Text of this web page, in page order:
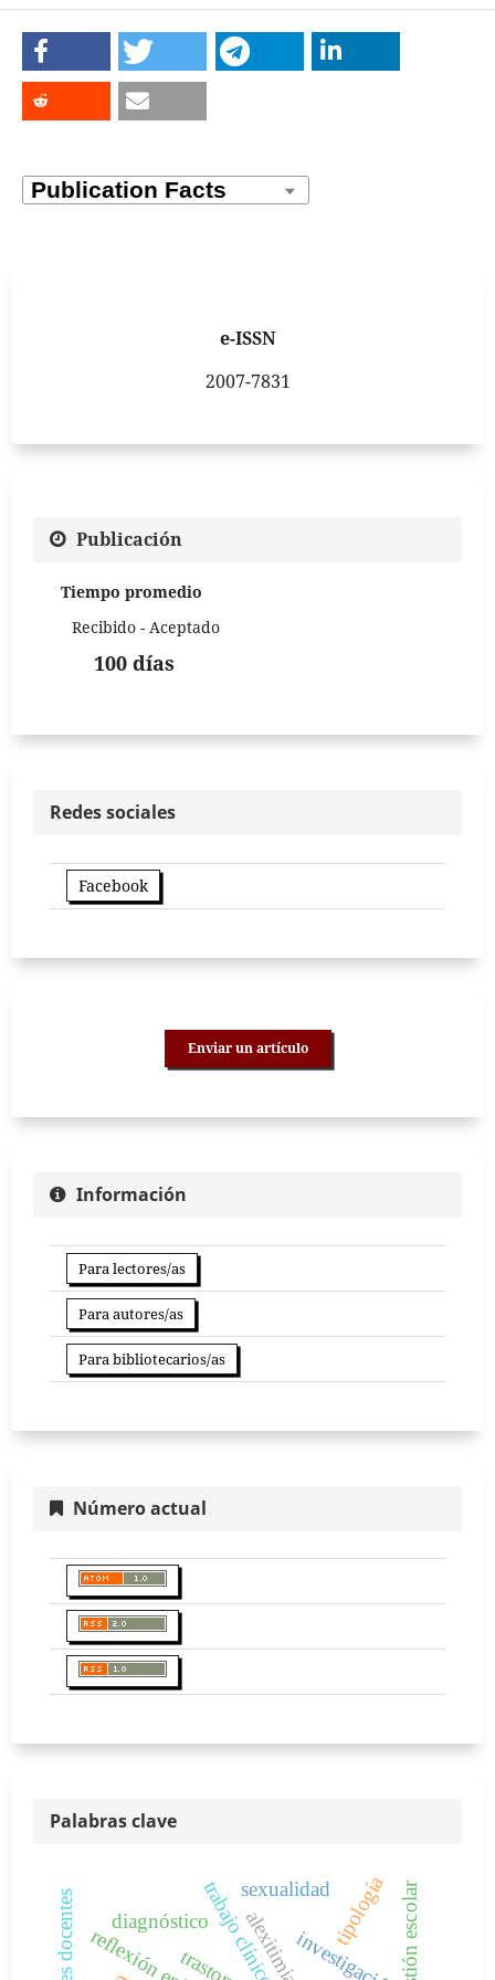
e-ISSN
2007-7831
Publicación
Tiempo promedio
Recibido - Aceptado
100 días
Redes sociales
Facebook
Enviar un artículo
Información
Para lectores/as
Para autores/as
Para bibliotecarios/as
Número actual
Palabras clave
gestión escolar
trabajo clínico
alexitimia
diagnóstico tipología
sexualidad